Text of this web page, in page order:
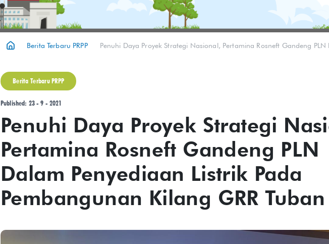
Berita Terbaru PRPP
Berita Terbaru PRPP
Published: 23 - 9 - 2021
Penuhi Daya Proyek Strategi
Pertamina Rosneft Gandeng PLN
Dalam Penyediaan Listrik Pada
Pembangunan Kilang GRR Tuban